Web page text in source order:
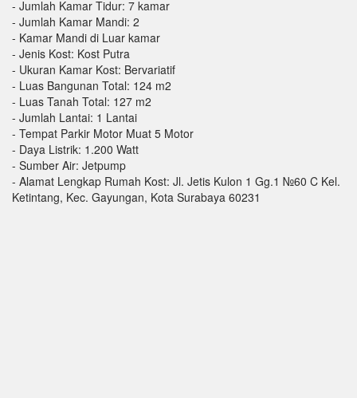
- Jumlah Kamar Tidur: 7 kamar
- Jumlah Kamar Mandi: 2
- Kamar Mandi di Luar kamar
- Jenis Kost: Kost Putra
- Ukuran Kamar Kost: Bervariatif
- Luas Bangunan Total: 124 m2
- Luas Tanah Total: 127 m2
- Jumlah Lantai: 1 Lantai
- Tempat Parkir Motor Muat 5 Motor
- Daya Listrik: 1.200 Watt
- Sumber Air: Jetpump
- Alamat Lengkap Rumah Kost: Jl. Jetis Kulon 1 Gg.1 №60 C Kel.
Ketintang, Kec. Gayungan, Kota Surabaya 60231